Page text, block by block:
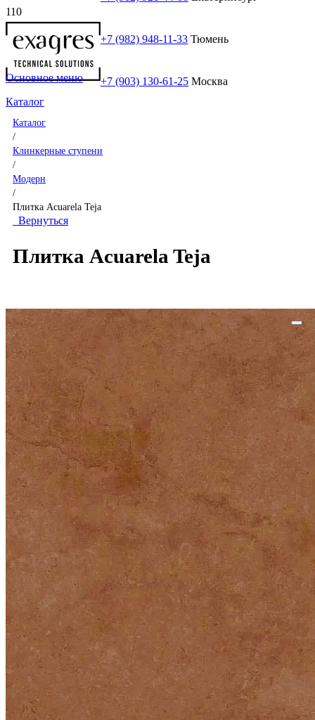
+7 (982) 948-11-33 Тюмень
+7 (903) 130-61-25 Москва
Основное меню
Каталог
Каталог
/
Клинкерные ступени
/
Модерн
/
Плитка Acuarela Teja
Вернуться
Плитка Acuarela Teja